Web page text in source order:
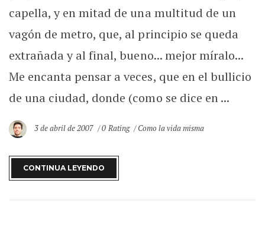
capella, y en mitad de una multitud de un
vagón de metro, que, al principio se queda
extrañada y al final, bueno... mejor míralo...
Me encanta pensar a veces, que en el bullicio
de una ciudad, donde (como se dice en ...
3 de abril de 2007 0 Rating Como la vida misma
CONTINUA LEYENDO